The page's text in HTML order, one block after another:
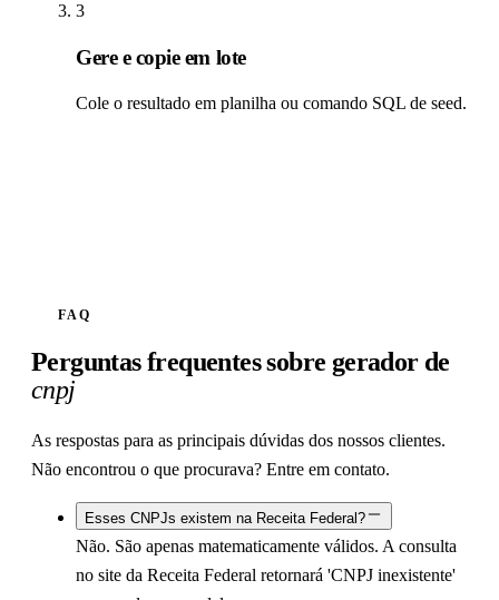
3
Gere e copie em lote
Cole o resultado em planilha ou comando SQL de seed.
FAQ
Perguntas frequentes sobre gerador de
cnpj
As respostas para as principais dúvidas dos nossos clientes.
Não encontrou o que procurava? Entre em contato.
Esses CNPJs existem na Receita Federal?
Não. São apenas matematicamente válidos. A consulta
no site da Receita Federal retornará 'CNPJ inexistente'